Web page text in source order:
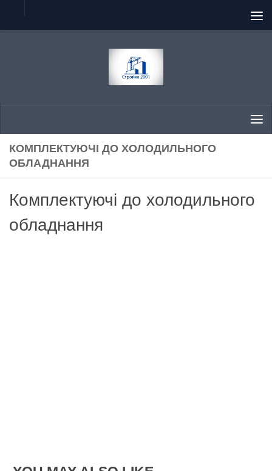
Skip to content
КОМПЛЕКТУЮЧІ ДО ХОЛОДИЛЬНОГО
ОБЛАДНАННЯ
Комплектуючі до холодильного
обладнання